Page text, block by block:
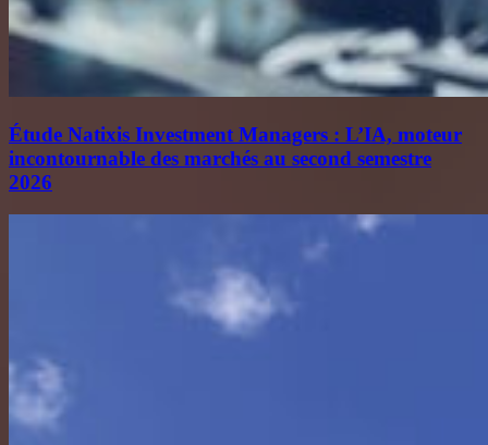
Étude Natixis Investment Managers : L’IA, moteur
incontournable des marchés au second semestre
2026